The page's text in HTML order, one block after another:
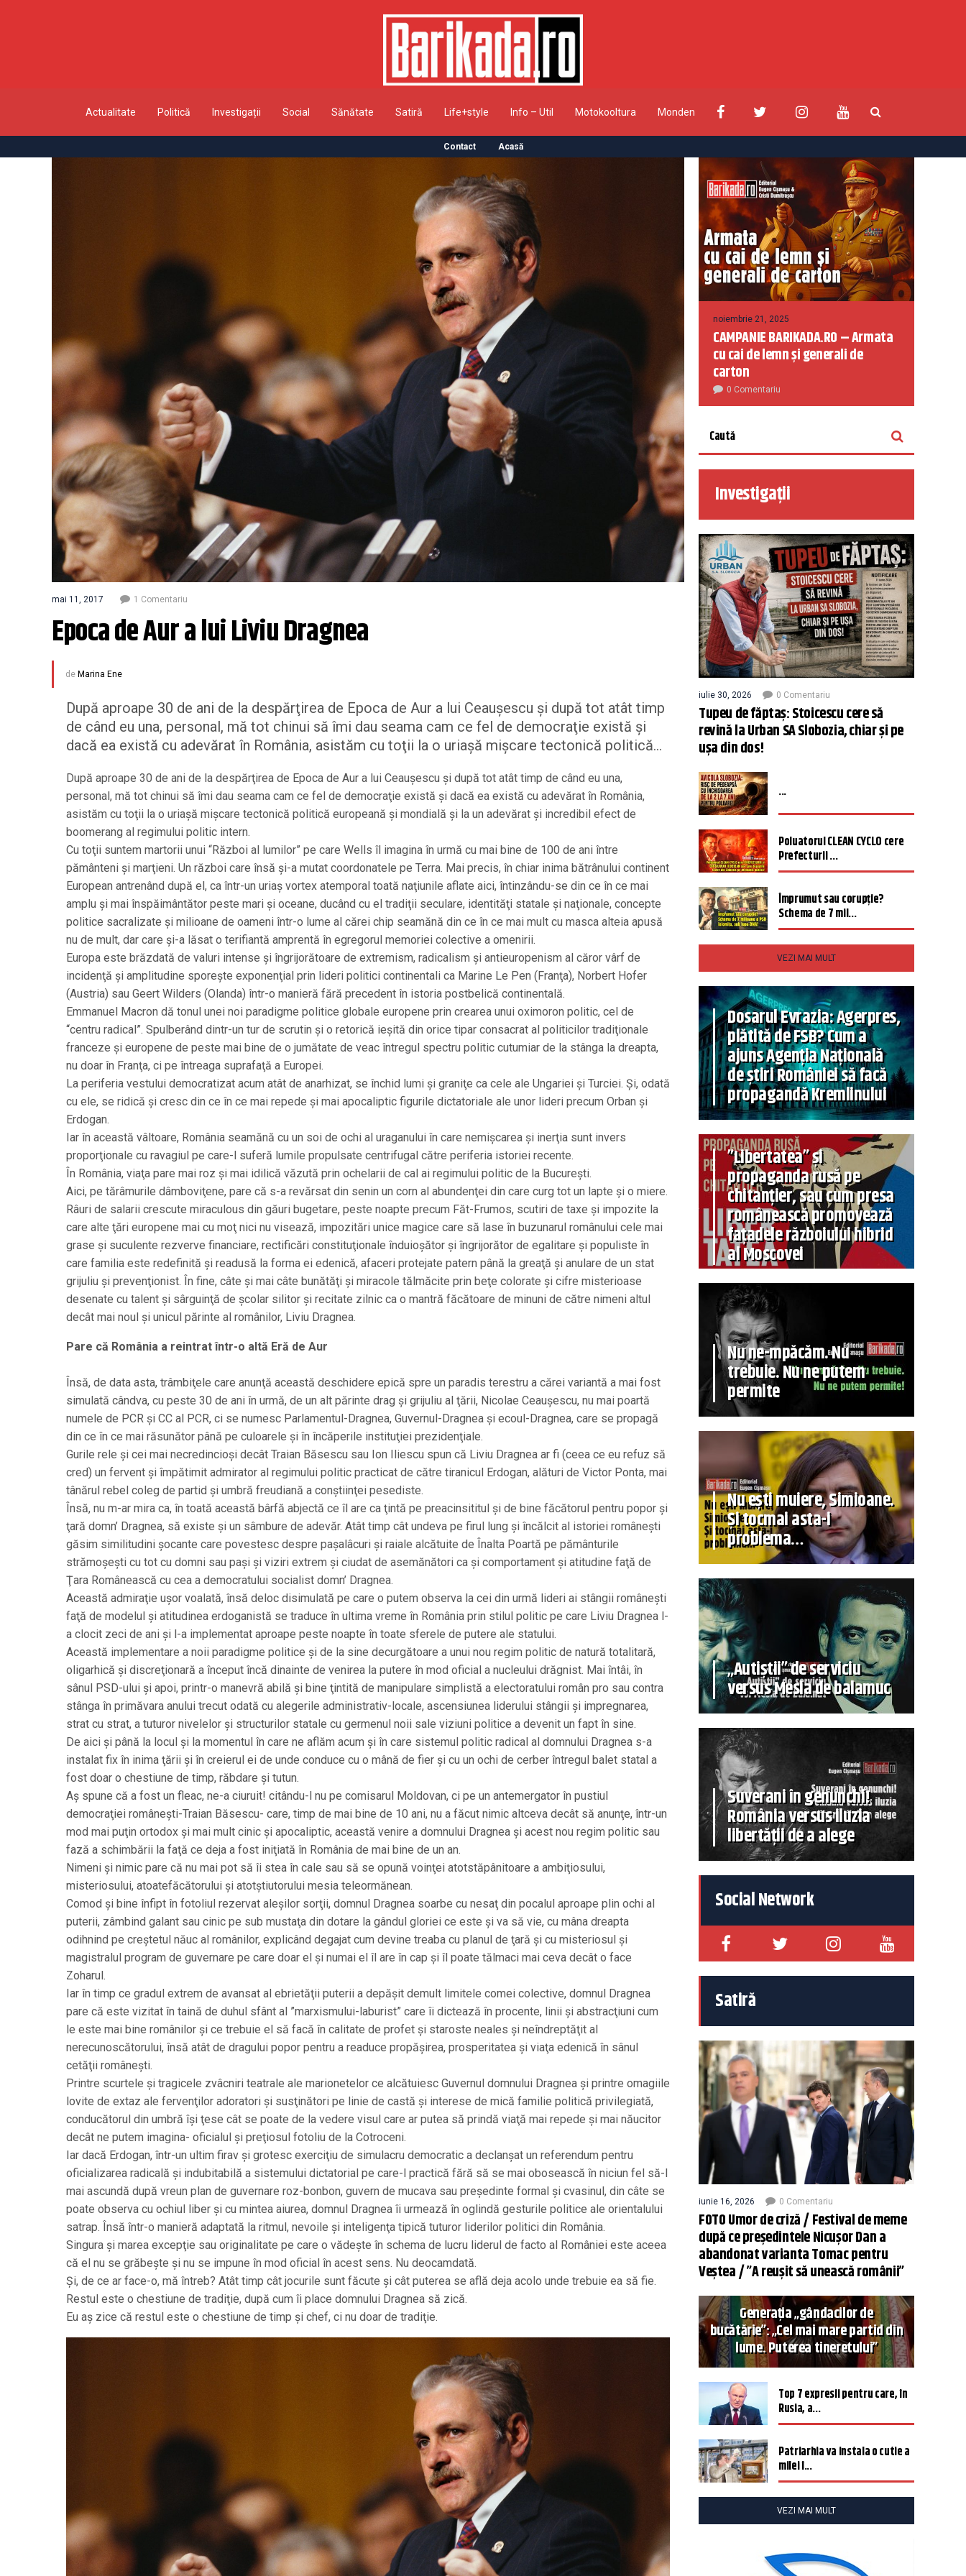
Actualitate Politică Investigații Social Sănătate Satiră Life+style Info – Util Motokooltura Monden
Contact Acasă
mai 11, 2017 1 Comentariu
Epoca de Aur a lui Liviu Dragnea
de Marina Ene
După aproape 30 de ani de la despărţirea de Epoca de Aur a lui Ceaușescu şi după tot atât timp
de când eu una, personal, mă tot chinui să îmi dau seama cam ce fel de democraţie există şi
dacă ea există cu adevărat în România, asistăm cu toţii la o uriaşă mişcare tectonică politică...
După aproape 30 de ani de la despărţirea de Epoca de Aur a lui Ceaușescu şi după tot atât timp de când eu una,
personal, mă tot chinui să îmi dau seama cam ce fel de democraţie există şi dacă ea există cu adevărat în România,
asistăm cu toţii la o uriaşă mişcare tectonică politică europeană şi mondială şi la un adevărat şi incredibil efect de
boomerang al regimului politic intern.
Cu toţii suntem martorii unui “Război al lumilor” pe care Wells îl imagina în urmă cu mai bine de 100 de ani între
pământeni şi marţieni. Un război care însă şi-a mutat coordonatele pe Terra. Mai precis, în chiar inima bătrânului continent
European antrenând după el, ca într-un uriaş vortex atemporal toată naţiunile aflate aici, întinzându-se din ce în ce mai
amplu şi mai înspăimântător peste mari şi oceane, ducând cu el tradiţii seculare, identităţi statale şi naţionale, concepte
politice sacralizate şi milioane de oameni într-o lume al cărei chip seamănă din ce în ce mai mult cu masca alteia apusă
nu de mult, dar care şi-a lăsat o terifiantă amprentă în egregorul memoriei colective a omenirii.
Europa este brăzdată de valuri intense şi îngrijorătoare de extremism, radicalism şi antieuropenism al căror vârf de
incidenţă şi amplitudine sporeşte exponenţial prin lideri politici continentali ca Marine Le Pen (Franţa), Norbert Hofer
(Austria) sau Geert Wilders (Olanda) într-o manieră fără precedent în istoria postbelică continentală.
Emmanuel Macron dă tonul unei noi paradigme politice globale europene prin crearea unui oximoron politic, cel de
“centru radical”. Spulberând dintr-un tur de scrutin şi o retorică ieşită din orice tipar consacrat al politicilor tradiţionale
franceze şi europene de peste mai bine de o jumătate de veac întregul spectru politic cutumiar de la stânga la dreapta,
nu doar în Franţa, ci pe întreaga suprafaţă a Europei.
La periferia vestului democratizat acum atât de anarhizat, se închid lumi şi graniţe ca cele ale Ungariei şi Turciei. Şi, odată
cu ele, se ridică şi cresc din ce în ce mai repede şi mai apocaliptic figurile dictatoriale ale unor lideri precum Orban şi
Erdogan.
Iar în această vâltoare, România seamănă cu un soi de ochi al uraganului în care nemişcarea şi inerţia sunt invers
proporţionale cu ravagiul pe care-l suferă lumile propulsate centrifugal către periferia istoriei recente.
În România, viaţa pare mai roz şi mai idilică văzută prin ochelarii de cal ai regimului politic de la Bucureşti.
Aici, pe tărâmurile dâmboviţene, pare că s-a revărsat din senin un corn al abundenţei din care curg tot un lapte şi o miere.
Râuri de salarii crescute miraculous din găuri bugetare, peste noapte precum Făt-Frumos, scutiri de taxe şi impozite la
care alte ţări europene mai cu moţ nici nu visează, impozitări unice magice care să lase în buzunarul românului cele mai
grase şi suculente rezverve financiare, rectificări constituţionale înduioşător şi îngrijorător de egalitare şi populiste în
care familia este redefinită şi readusă la forma ei edenică, afaceri protejate patern până la greaţă şi anulare de un stat
grijuliu şi prevenţionist. În fine, câte şi mai câte bunătăţi şi miracole tălmăcite prin beţe colorate şi cifre misterioase
desenate cu talent şi sârguinţă de şcolar silitor şi recitate zilnic ca o mantră făcătoare de minuni de către nimeni altul
decât mai noul şi unicul părinte al românilor, Liviu Dragnea.
Pare că România a reintrat într-o altă Eră de Aur
Însă, de data asta, trâmbiţele care anunţă această deschidere epică spre un paradis terestru a cărei variantă a mai fost
simulată cândva, cu peste 30 de ani în urmă, de un alt părinte drag şi grijuliu al ţării, Nicolae Ceauşescu, nu mai poartă
numele de PCR şi CC al PCR, ci se numesc Parlamentul-Dragnea, Guvernul-Dragnea şi ecoul-Dragnea, care se propagă
din ce în ce mai răsunător până pe culoarele şi în încăperile instituţiei prezidenţiale.
Gurile rele şi cei mai necredincioşi decât Traian Băsescu sau Ion Iliescu spun că Liviu Dragnea ar fi (ceea ce eu refuz să
cred) un fervent şi împătimit admirator al regimului politic practicat de către tiranicul Erdogan, alături de Victor Ponta, mai
tânărul rebel coleg de partid şi umbră freudiană a conştiinţei pesediste.
Însă, nu m-ar mira ca, în toată această bârfă abjectă ce îl are ca ţintă pe preacinsititul şi de bine făcătorul pentru popor şi
ţară domn’ Dragnea, să existe şi un sâmbure de adevăr. Atât timp cât undeva pe firul lung şi încălcit al istoriei româneşti
găsim similitudini şocante care povestesc despre paşalâcuri şi raiale alcătuite de Înalta Poartă pe pământurile
strămoşeşti cu tot cu domni sau paşi şi viziri extrem şi ciudat de asemănători ca şi comportament şi atitudine faţă de
Ţara Românească cu cea a democratului socialist domn’ Dragnea.
Această admiraţie uşor voalată, însă deloc disimulată pe care o putem observa la cei din urmă lideri ai stângii româneşti
faţă de modelul şi atitudinea erdoganistă se traduce în ultima vreme în România prin stilul politic pe care Liviu Dragnea l-
a clocit zeci de ani şi l-a implementat aproape peste noapte în toate sferele de putere ale statului.
Această implementare a noii paradigme politice şi de la sine decurgătoare a unui nou regim politic de natură totalitară,
oligarhică şi discreţionară a început încă dinainte de venirea la putere în mod oficial a nucleului drăgnist. Mai întâi, în
sânul PSD-ului şi apoi, printr-o manevră abilă şi bine ţintită de manipulare simplistă a electoratului român pro sau contra
stânga în primăvara anului trecut odată cu alegerile administrativ-locale, ascensiunea liderului stângii şi impregnarea,
strat cu strat, a tuturor nivelelor şi structurilor statale cu germenul noii sale viziuni politice a devenit un fapt în sine.
De aici şi până la locul şi la momentul în care ne aflăm acum şi în care sistemul politic radical al domnului Dragnea s-a
instalat fix în inima ţării şi în creierul ei de unde conduce cu o mână de fier şi cu un ochi de cerber întregul balet statal a
fost doar o chestiune de timp, răbdare şi tutun.
Aş spune că a fost un fleac, ne-a ciuruit! citându-l nu pe comisarul Moldovan, ci pe un antemergator în pustiul
democraţiei româneşti-Traian Băsescu- care, timp de mai bine de 10 ani, nu a făcut nimic altceva decât să anunţe, într-un
mod mai puţin ortodox şi mai mult cinic şi apocaliptic, această venire a domnului Dragnea şi acest nou regim politic sau
fază a schimbării la faţă ce deja a fost iniţiată în România de mai bine de un an.
Nimeni şi nimic pare că nu mai pot să îi stea în cale sau să se opună voinţei atotstăpânitoare a ambiţiosului,
misteriosului, atoatefăcătorului şi atotştiutorului mesia teleormănean.
Comod şi bine înfipt în fotoliul rezervat aleşilor sorţii, domnul Dragnea soarbe cu nesaţ din pocalul aproape plin ochi al
puterii, zâmbind galant sau cinic pe sub mustaţa din dotare la gândul gloriei ce este şi va să vie, cu mâna dreapta
odihnind pe creştetul năuc al românilor, explicând degajat cum devine treaba cu planul de ţară şi cu misteriosul şi
magistralul program de guvernare pe care doar el şi numai el îl are în cap şi îl poate tălmaci mai ceva decât o face
Zoharul.
Iar în timp ce gradul extrem de avansat al ebrietăţii puterii a depăşit demult limitele comei colective, domnul Dragnea
pare că este vizitat în taină de duhul sfânt al ”marxismului-laburist” care îi dictează în procente, linii şi abstracţiuni cum
le este mai bine românilor şi ce trebuie el să facă în calitate de profet şi staroste neales şi neîndreptăţit al
nerecunoscătorului, însă atât de dragului popor pentru a readuce propăşirea, prosperitatea şi viaţa edenică în sânul
cetăţii româneşti.
Printre scurtele şi tragicele zvâcniri teatrale ale marionetelor ce alcătuiesc Guvernul domnului Dragnea şi printre omagiile
lovite de extaz ale fervenţilor adoratori şi susţinători pe linie de castă şi interese de mică familie politică privilegiată,
conducătorul din umbră îşi ţese cât se poate de la vedere visul care ar putea să prindă viaţă mai repede şi mai năucitor
decât ne putem imagina- oficialul şi preţiosul fotoliu de la Cotroceni.
Iar dacă Erdogan, într-un ultim firav şi grotesc exerciţiu de simulacru democratic a declanşat un referendum pentru
oficializarea radicală şi indubitabilă a sistemului dictatorial pe care-l practică fără să se mai obosească în niciun fel să-l
mai ascundă după vreun plan de guvernare roz-bonbon, guvern de mucava sau preşedinte formal şi cvasinul, din câte se
poate observa cu ochiul liber şi cu mintea aiurea, domnul Dragnea îi urmează în oglindă gesturile politice ale orientalului
satrap. Însă într-o manieră adaptată la ritmul, nevoile şi inteligenţa tipică tuturor liderilor politici din România.
Singura şi marea excepţie sau originalitate pe care o vădeşte în schema de lucru liderul de facto al României este aceea
că el nu se grăbeşte şi nu se impune în mod oficial în acest sens. Nu deocamdată.
Şi, de ce ar face-o, mă întreb? Atât timp cât jocurile sunt făcute şi cât puterea se află deja acolo unde trebuie ea să fie.
Restul este o chestiune de tradiţie, după cum îi place domnului Dragnea să zică.
Eu aş zice că restul este o chestiune de timp şi chef, ci nu doar de tradiţie.
noiembrie 21, 2025
CAMPANIE BARIKADA.RO – Armata
cu cai de lemn și generali de
carton
0 Comentariu
Investigații
iulie 30, 2026 0 Comentariu
Tupeu de făptaș: Stoicescu cere să
revină la Urban SA Slobozia, chiar și pe
ușa din dos!
...
Poluatorul CLEAN CYCLO cere
Prefecturii ...
Împrumut sau corupție?
Schema de 7 mil...
VEZI MAI MULT
Dosarul Evrazia: Agerpres,
plătită de FSB? Cum a
ajuns Agenția Națională
de știri României să facă
propagandă Kremlinului
”Libertatea” și
propaganda rusă pe
chitanțier, sau cum presa
românească promovează
fațadele războiului hibrid
al Moscovei
Nu ne-mpăcăm. Nu
trebuie. Nu ne putem
permite
Nu ești muiere, Simioane.
Și tocmai asta-i
problema…
„Autiștii” de serviciu
versus Mesia de balamuc
Suverani în genunchi!
România versus iluzia
libertății de a alege
Social Network
Satiră
iunie 16, 2026 0 Comentariu
FOTO Umor de criză / Festival de meme
după ce președintele Nicușor Dan a
abandonat varianta Tomac pentru
Veștea / ”A reușit să unească românii”
Generația „gândacilor de
bucătărie”: „Cel mai mare partid din
lume. Puterea tineretului”
Top 7 expresii pentru care, în
Rusia, a...
Patriarhia va instala o cutie a
milei î...
VEZI MAI MULT